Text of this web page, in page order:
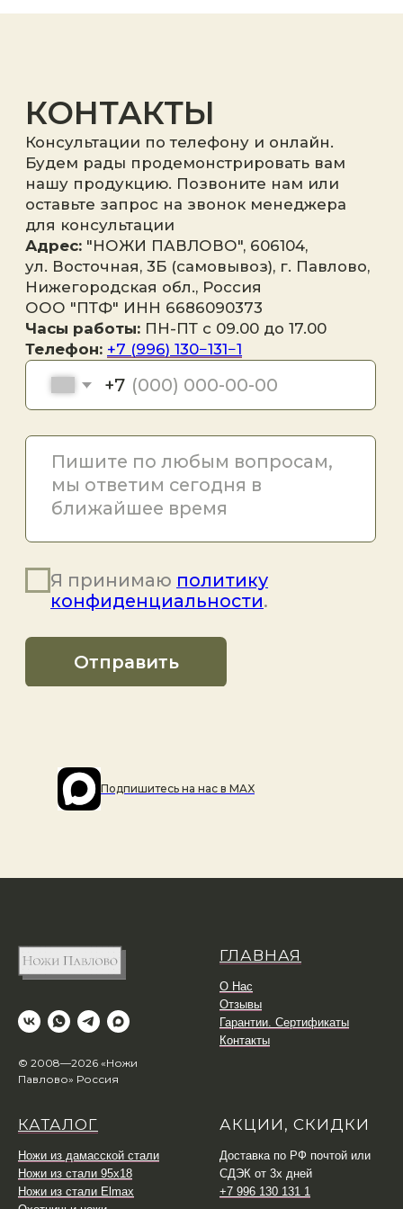
Подпишитесь на наc в MAX
© 2008—2026 «Ножи
Павлово» Россия
ГЛАВНАЯ
О Нас
Отзывы
Гарантии. Сертификаты
Контакты
КАТАЛОГ
Ножи из дамасской стали
Ножи из стали 95х18
Ножи из стали Elmax
АКЦИИ, СКИДКИ
Доставка по РФ почтой или
СДЭК от 3х дней
+7 996 130 131 1